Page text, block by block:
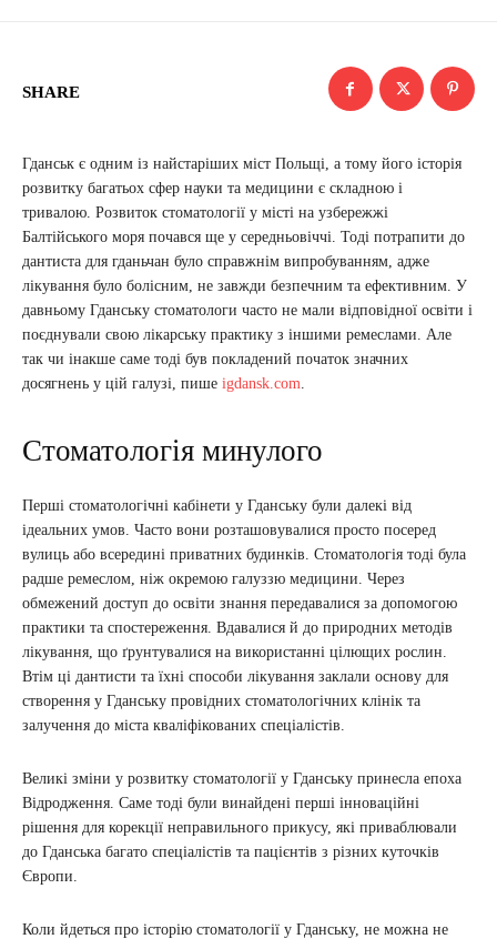
SHARE
Гданськ є одним із найстаріших міст Польщі, а тому його історія
розвитку багатьох сфер науки та медицини є складною і
тривалою. Розвиток стоматології у місті на узбережжі
Балтійського моря почався ще у середньовіччі. Тоді потрапити до
дантиста для гданьчан було справжнім випробуванням, адже
лікування було болісним, не завжди безпечним та ефективним. У
давньому Гданську стоматологи часто не мали відповідної освіти і
поєднували свою лікарську практику з іншими ремеслами. Але
так чи інакше саме тоді був покладений початок значних
досягнень у цій галузі, пише igdansk.com
Стоматологія минулого
Перші стоматологічні кабінети у Гданську були далекі від
ідеальних умов. Часто вони розташовувалися просто посеред
вулиць або всередині приватних будинків. Стоматологія тоді була
радше ремеслом, ніж окремою галуззю медицини. Через
обмежений доступ до освіти знання передавалися за допомогою
практики та спостереження. Вдавалися й до природних методів
лікування, що ґрунтувалися на використанні цілющих рослин.
Втім ці дантисти та їхні способи лікування заклали основу для
створення у Гданську провідних стоматологічних клінік та
залучення до міста кваліфікованих спеціалістів.
Великі зміни у розвитку стоматології у Гданську принесла епоха
Відродження. Саме тоді були винайдені перші інноваційні
рішення для корекції неправильного прикусу, які приваблювали
до Гданська багато спеціалістів та пацієнтів з різних куточків
Європи.
Коли йдеться про історію стоматології у Гданську, не можна не